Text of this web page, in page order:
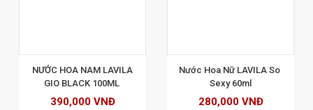
NƯỚC HOA NAM LAVILA
GIO BLACK 100ML
390,000 VNĐ
Nước Hoa Nữ LAVILA So
Sexy 60ml
280,000 VNĐ